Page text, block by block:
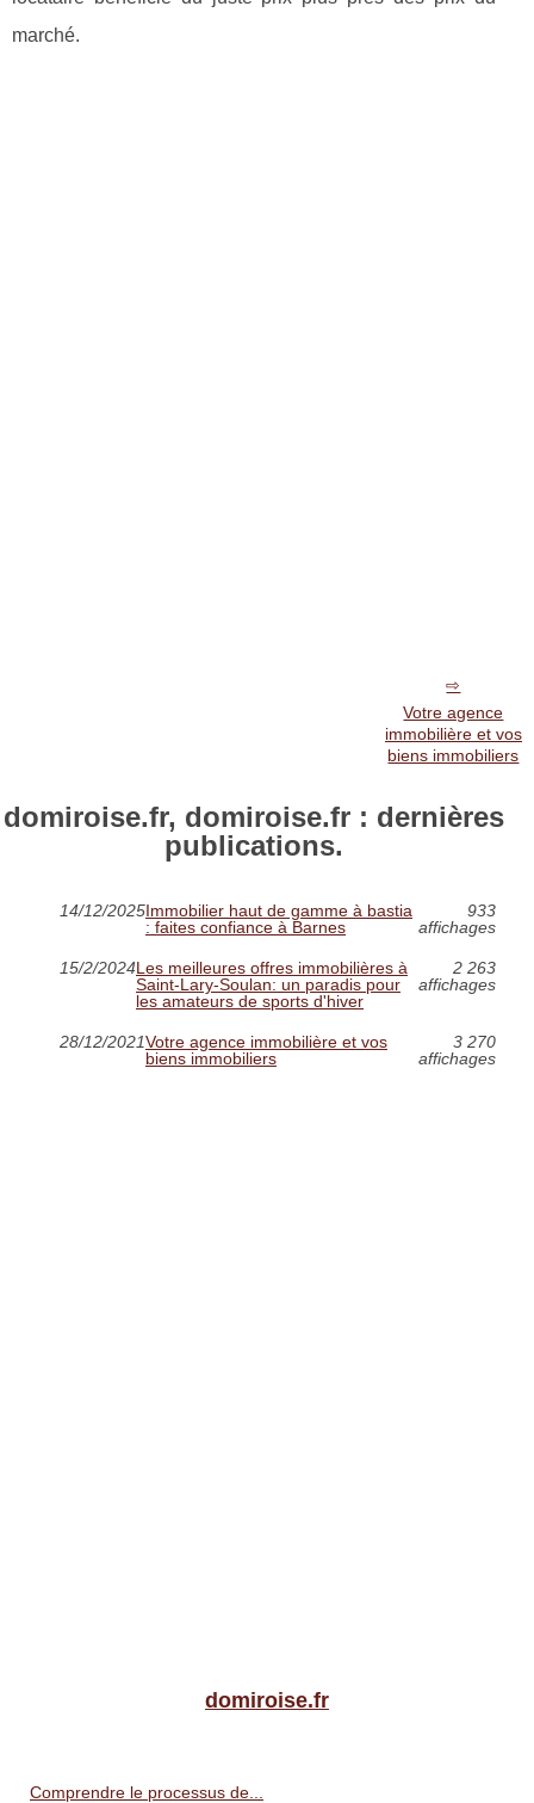
marché.
Votre agence
immobilière et vos
biens immobiliers
domiroise.fr, domiroise.fr : dernières
publications.
14/12/2025Immobilier haut de gamme à bastia
: faites confiance à Barnes
933
affichages
15/2/2024Les meilleures offres immobilières à
Saint-Lary-Soulan: un paradis pour
les amateurs de sports d'hiver
2 263
affichages
28/12/2021Votre agence immobilière et vos
biens immobiliers
3 270
affichages
domiroise.fr
Comprendre le processus de...